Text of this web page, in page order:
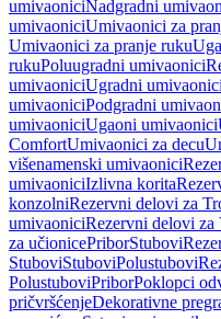
umivaoniciNadgradni
umivaoniciUmivaonici za
Umivaonici za pranje ruku
rukuPoluugradni umivaonici
umivaoniciUgradni umivaonici
umivaoniciPodgradni
umivaoniciUgaoni umivaonici
ComfortUmivaonici za decu
višenamenski umivaonici
umivaoniciIzlivna korita
konzolniRezervni delovi za
umivaoniciRezervni delovi za
za učionicePriborStubovi
StuboviStuboviPolustubovi
PolustuboviPriborPoklopci
pričvršćenjeDekorativne